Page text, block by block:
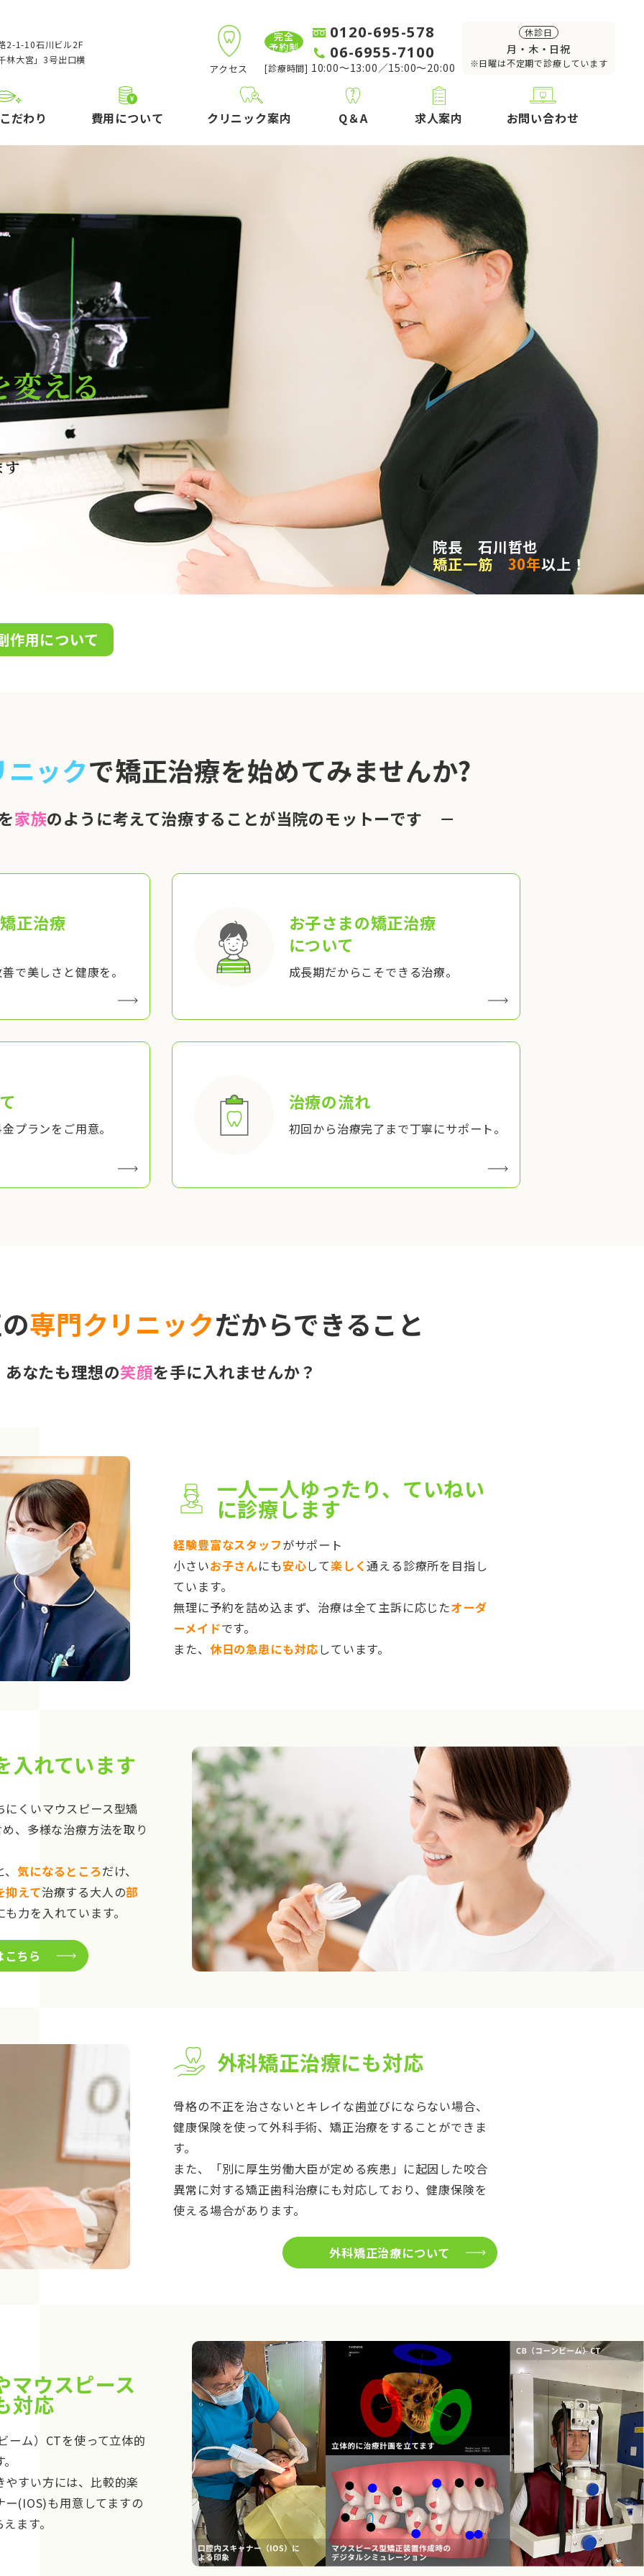
2-1-10石川ビル2F
林大宮」3号出口横
アクセス
完全
予約制
0120-695-578
06-6955-7100
[診療時間] 10:00～13:00／15:00～20:00
休診日
月・木・日祝
※日曜は不定期で診療しています
だわり 費用について クリニック案内 Q＆A 求人案内 お問い合わせ
変える
す
院長 石川哲也
矯正一筋
30年以上！
作用について
ックで矯正治療を始めてみませんか?
家族のように考えて治療することが当院のモットーです －
正治療
で美しさと健康を。
お子さまの矯正治療
について
成長期だからこそできる治療。
プランをご用意。
治療の流れ
初回から治療完了まで丁寧にサポート。
専門クリニックだからできること
あなたも理想の笑顔を手に入れませんか？
一人一人ゆったり、ていねい
に診療します
経験豊富なスタッフがサポート
小さいお子さんにも安心して楽しく通える診療所を目指し
ています。
無理に予約を詰め込まず、治療は全て主訴に応じたオーダ
ーメイドです。
また、 休日の急患にも対応 しています。
入れています
くいマウスピース型矯
、多様な治療方法を取り
、気になるところだけ、
抑えて治療する大人の部
も力を入れています。
ちら
外科矯正治療にも対応
骨格の不正を治さないとキレイな歯並びにならない場合、
健康保険を使って外科手術、矯正治療をすることができま
す。
また、「別に厚生労働大臣が定める疾患」に起因した咬合
異常に対する矯正歯科治療にも対応しており、健康保険を
使える場合があります。
外科矯正治療について
マウスピース
対応
ーム）CTを使って立体的
すい方には、比較的楽
(IOS)も用意してますの
ます。